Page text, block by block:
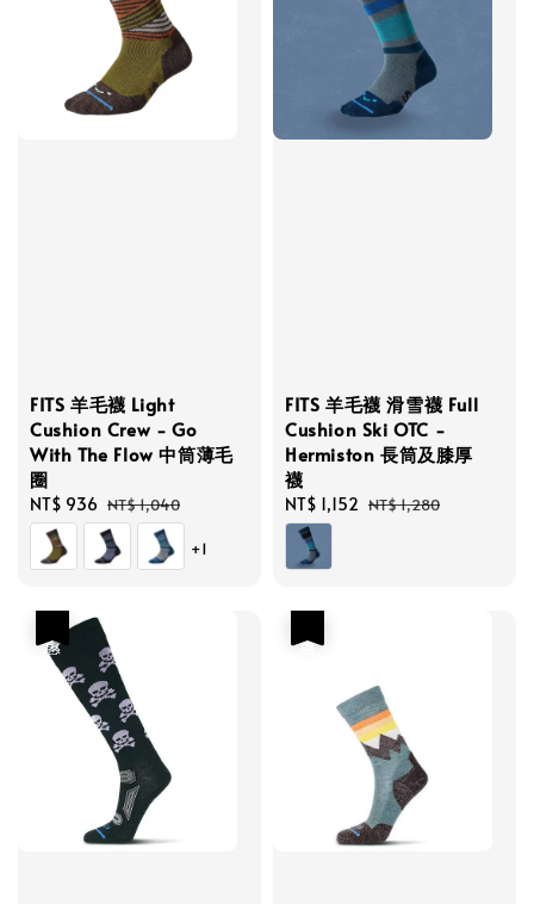
FITS 羊毛襪 Light
Cushion Crew - Go
With The Flow 中筒薄毛
圈
Sale
price
NT$ 936 Regular
price
NT$ 1,040
+1
FITS 羊毛襪 滑雪襪 Full
Cushion Ski OTC -
Hermiston 長筒及膝厚
襪
Sale
price
NT$ 1,152 Regular
NT$ 1,280